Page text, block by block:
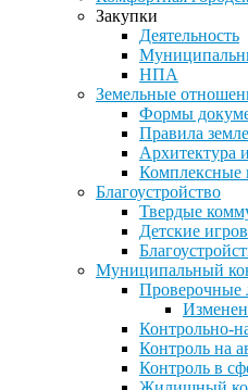
Закупки
Деятельность
НПА
Земельные
Формы
Правила
Архитектура
Комплексные
Благоустройство
Твердые
Детские
Муниципальный
Проверочные
Контрольно-
Контроль на
Контроль в